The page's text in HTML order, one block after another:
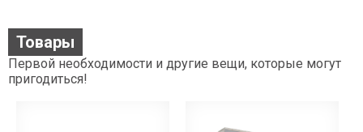
Товары
Первой необходимости и другие вещи, которые могут
пригодиться!